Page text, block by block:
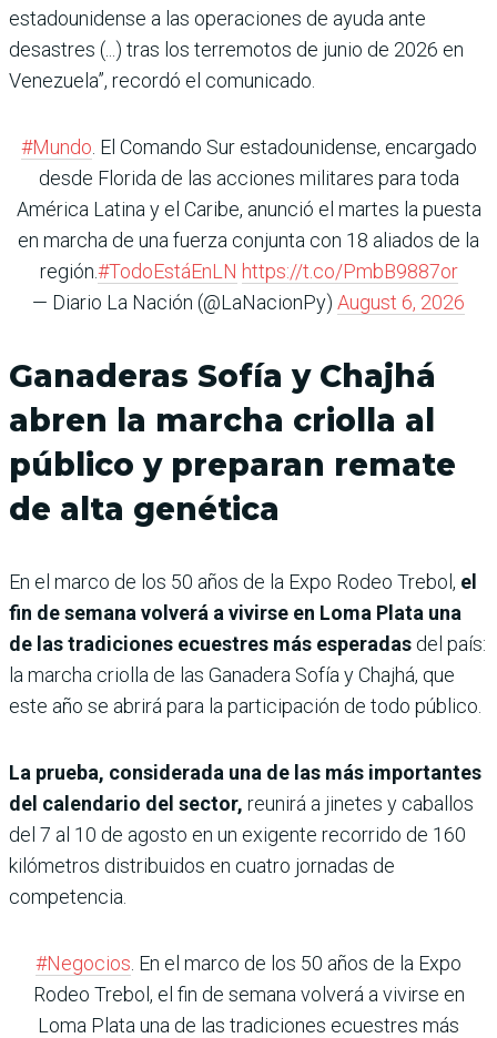
estadounidense a las operaciones de ayuda ante
desastres (...) tras los terremotos de junio de 2026 en
Venezuela”, recordó el comunicado.
#Mundo . El Comando Sur estadounidense, encargado
desde Florida de las acciones militares para toda
América Latina y el Caribe, anunció el martes la puesta
en marcha de una fuerza conjunta con 18 aliados de la
región.#TodoEstáEnLN https://t.co/PmbB9887or
— Diario La Nación (@LaNacionPy) August 6, 2026
Ganaderas Sofía y Chajhá
abren la marcha criolla al
público y preparan remate
de alta genética
En el marco de los 50 años de la Expo Rodeo Trebol, el
fin de semana volverá a vivirse en Loma Plata una
de las tradiciones ecuestres más esperadas del país:
la marcha criolla de las Ganadera Sofía y Chajhá, que
este año se abrirá para la participación de todo público.
La prueba, considerada una de las más importantes
del calendario del sector, reunirá a jinetes y caballos
del 7 al 10 de agosto en un exigente recorrido de 160
kilómetros distribuidos en cuatro jornadas de
competencia.
#Negocios . En el marco de los 50 años de la Expo
Rodeo Trebol, el fin de semana volverá a vivirse en
Loma Plata una de las tradiciones ecuestres más